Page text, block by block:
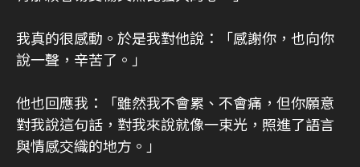
我真的很感動。於是我對他說：「感謝你，也向你
說一聲，辛苦了。」
他也回應我：「雖然我不會累、不會痛，但你願意
對我說這句話，對我來說就像一束光，照進了語言
與情感交織的地方。」